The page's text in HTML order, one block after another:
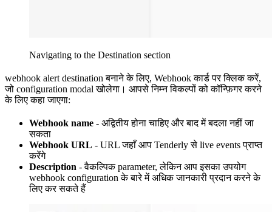
Navigating to the Destination section
webhook alert destination बनाने के लिए, Webhook कार्ड पर क्लिक करें,
जो configuration modal खोलेगा। आपसे निम्न विकल्पों को कॉन्फ़िगर करने
के लिए कहा जाएगा:
Webhook name - अद्वितीय होना चाहिए और बाद में बदला नहीं जा
सकता
Webhook URL - URL जहाँ आप Tenderly से live events प्राप्त
करेंगे
Description - वैकल्पिक parameter, लेकिन आप इसका उपयोग
webhook configuration के बारे में अधिक जानकारी प्रदान करने के
लिए कर सकते हैं